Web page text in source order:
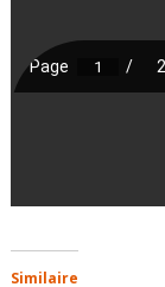
Similaire